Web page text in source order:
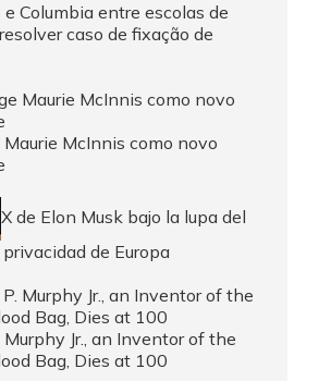
e Columbia entre escolas de
caso de fixação de
Maurie McInnis como novo
X de Elon Musk bajo la lupa del
de Europa
Jr., an Inventor of the
Bag, Dies at 100